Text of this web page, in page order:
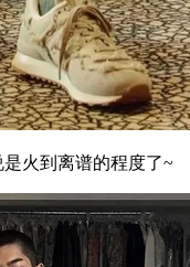
火到离谱的程度了~